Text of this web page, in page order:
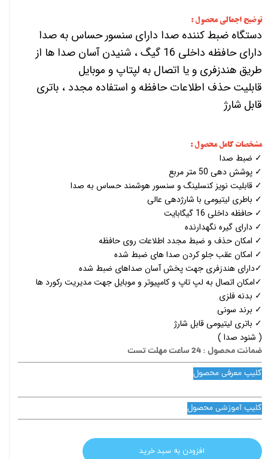
توضیح اجمالی محصول :
دستگاه ضبط کننده صدا دارای سنسور حساس به صدا
دارای حافظه داخلی 16 گیگ ، شنیدن آسان صدا ها از
طریق هندزفری و یا اتصال به لپتاپ و موبایل
قابلیت حذف اطلاعات حافظه و استفاده مجدد ، باتری
قابل شارژ
مشخصات کامل محصول :
✓ ضبط صدا
✓ پوشش دهی 50 متر مربع
✓ قابلیت نویز کنسلینگ و سنسور هوشمند حساس به صدا
✓ باطری لیتیومی با شارژدهی عالی
✓ حافظه داخلی 16 گیگابایت
✓ دارای گیره نگهدارنده
✓ امکان حذف و ضبط مجدد اطلاعات روی حافظه
✓ امکان عقب جلو کردن صدا های ضبط شده
✓دارای هندزفری جهت پخش آسان صداهای ضبط شده
✓امکان اتصال به لپ تاپ و کامپیوتر و موبایل جهت مدیریت رکورد ها
✓ بدنه فلزی
✓ برند سونی
✓ باتری لیتیومی قابل شارژ
( شنود صدا )
ضمانت محصول : 24 ساعت مهلت تست
کلیپ معرفی محصول
کلیپ آموزشی محصول
افزودن به سبد خرید